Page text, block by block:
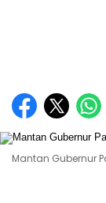
Mantan Gubernur